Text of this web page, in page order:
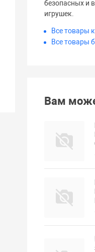
безопасных и
игрушек.
Все товары
Все товары
Вам